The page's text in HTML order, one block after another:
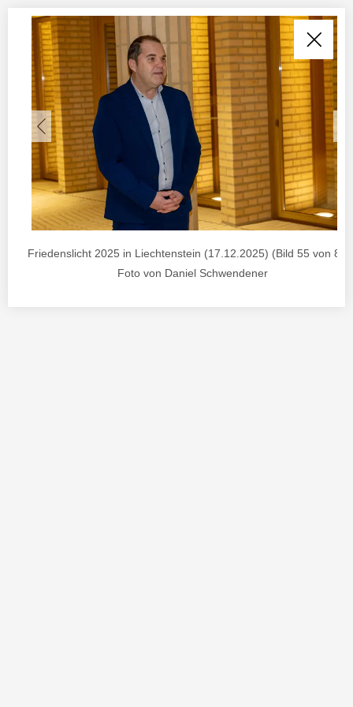
Friedenslicht 2025 in Liechtenstein (17.12.2025) (Bild 55 von 85)
Foto von Daniel Schwendener